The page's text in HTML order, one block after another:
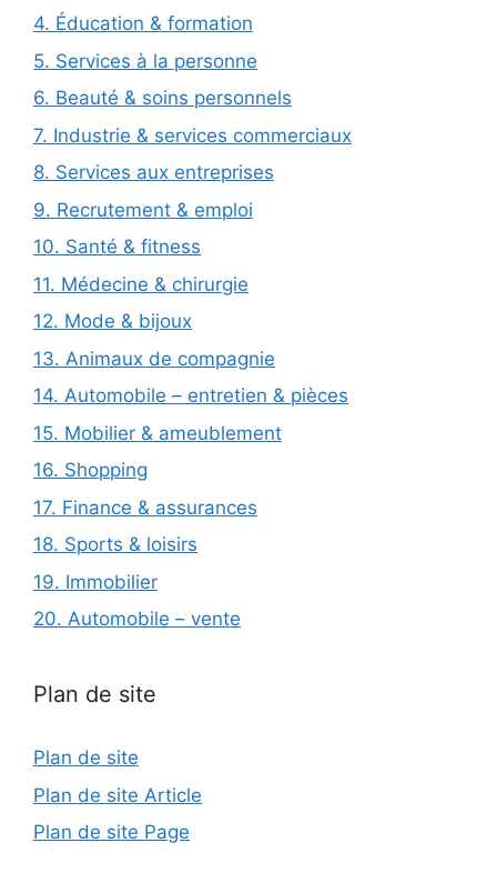
4. Éducation & formation
5. Services à la personne
6. Beauté & soins personnels
7. Industrie & services commerciaux
8. Services aux entreprises
9. Recrutement & emploi
10. Santé & fitness
11. Médecine & chirurgie
12. Mode & bijoux
13. Animaux de compagnie
14. Automobile – entretien & pièces
15. Mobilier & ameublement
16. Shopping
17. Finance & assurances
18. Sports & loisirs
19. Immobilier
20. Automobile – vente
Plan de site
Plan de site
Plan de site Article
Plan de site Page